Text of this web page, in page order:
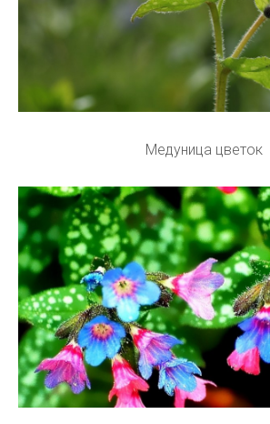
Медуница цветок